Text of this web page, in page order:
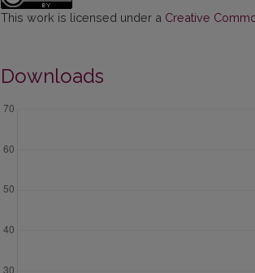
This work is licensed under a Creative
Downloads